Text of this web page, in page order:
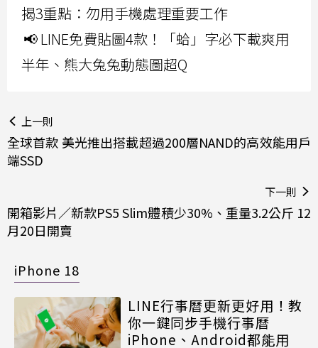
揭3重點：勿用手機處理重要工作
📢 LINE免費貼圖4款！「蛤」字必下載爽用
半年、熊大兔兔動態圖超Q
上一則
全球首款 美光推出搭載超過200層NAND的高效能用戶
端SSD
下一則
開箱影片／新款PS5 Slim體積少30%、重量3.2公斤 12
月20日開賣
iPhone 18
LINE行事曆更新更好用！教
你一鍵同步手機行事曆
iPhone、Android都能用